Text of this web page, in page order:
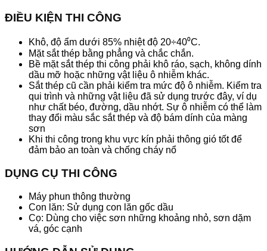
ĐIỀU KIỆN THI CÔNG
Khô, độ ẩm dưới 85% nhiệt độ 20÷40⁰C.
Mặt sắt thép bằng phẳng và chắc chắn.
Bề mặt sắt thép thi công phải khô ráo, sạch, không dính
dầu mỡ hoặc những vật liệu ô nhiễm khác.
Sắt thép cũ cần phải kiểm tra mức độ ô nhiễm. Kiểm tra
qui trình và những vật liệu đã sử dụng trước đây, ví dụ
như chất béo, đường, dầu nhớt. Sự ô nhiễm có thể làm
thay đổi màu sắc sắt thép và độ bám dính của màng
sơn
Khi thi công trong khu vực kín phải thông gió tốt để
đảm bảo an toàn và chống cháy nổ
DỤNG CỤ THI CÔNG
Máy phun thông thường
Con lăn: Sử dụng con lăn gốc dầu
Cọ: Dùng cho việc sơn những khoảng nhỏ, sơn dặm
vá, góc cạnh